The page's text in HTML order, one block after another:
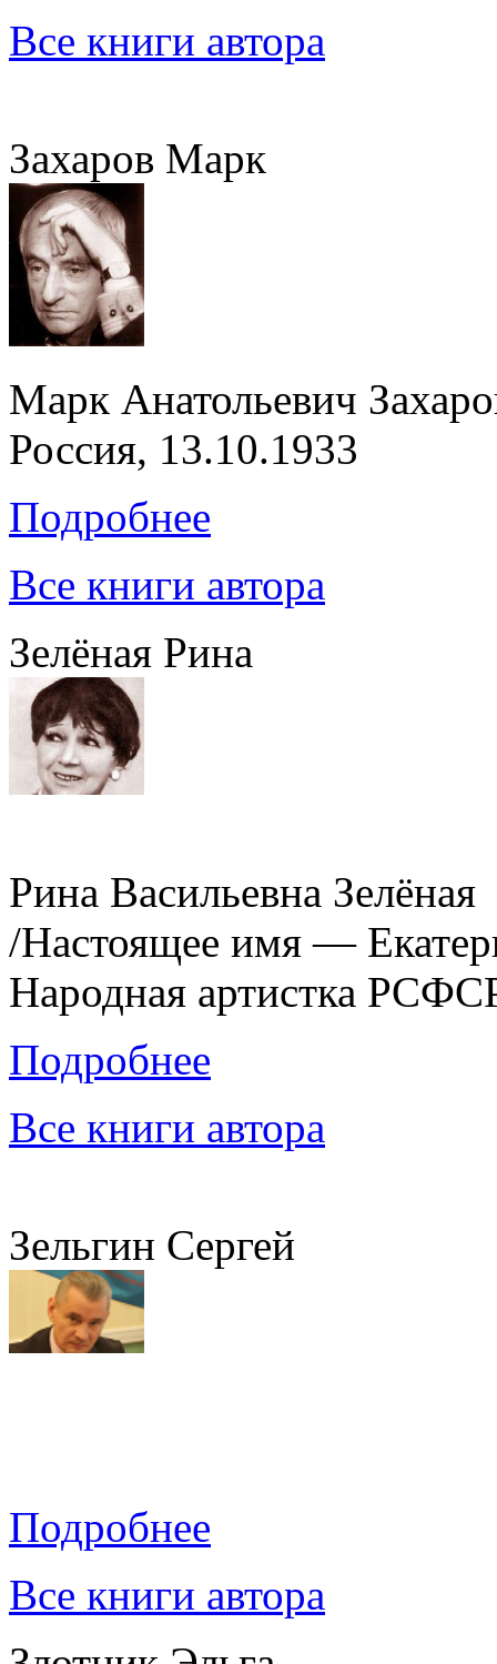
Все книги автора
Захаров Марк
Марк Анатольевич
Россия, 13.10.1933
Подробнее
Все книги автора
Зелёная Рина
Рина Васильевна Зелёная
/Настоящее имя —
Народная артистка
Подробнее
Все книги автора
Зельгин Сергей
Подробнее
Все книги автора